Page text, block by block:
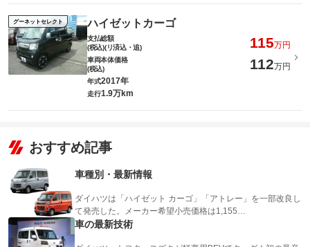
グーネットセレクト ハイゼットカーゴ
支払総額
(税込)(リ済込・追)
115万円
車両本体価格
(税込)
112万円
年式2017年
走行1.9万km
おすすめ記事
車種別・最新情報
ダイハツは「ハイゼット カーゴ」「アトレー」を一部改良し
て発売した。メーカー希望小売価格は1,155…
車の最新技術